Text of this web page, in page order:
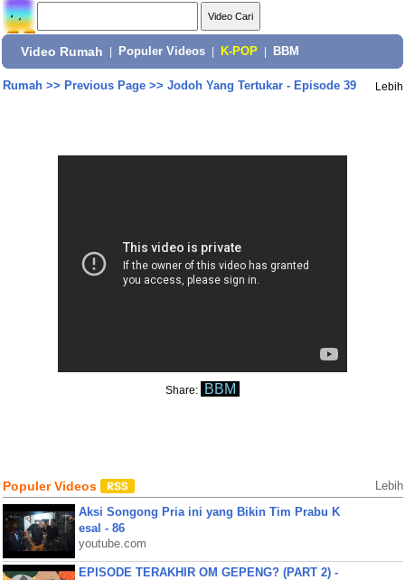
Video Rumah Populer Videos K-POP BBM
Rumah>> Previous Page>> Jodoh Yang Tertukar - Episode 39 Lebih
Share: BBM
Populer Videos Lebih
Aksi Songong Pria ini yang Bikin Tim Prabu K
esal - 86
youtube.com
EPISODE TERAKHIR OM GEPENG? (PART 2) -